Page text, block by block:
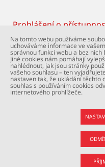
Footer
Prohlášení o
© Univerzita Karlova –
práva vyhrazena. Foto:
Podpora webu:
Na tomto webu používáme
uchováváme informace ve
správnou funkci webu a bez
Jiné cookies nám pomáhají
nahlédnout, jak jsou stránky
vašeho souhlasu – ten
nastaven tak, že ukládání těchto
souhlas s používáním cookies
internetového prohlížeče.